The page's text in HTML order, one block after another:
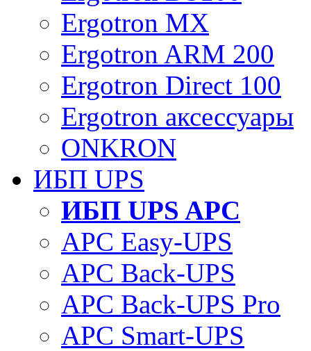
Ergotron MX
Ergotron ARM 200
Ergotron Direct 100
Ergotron аксессуары
ONKRON
ИБП UPS
ИБП UPS APC
APC Easy-UPS
APC Back-UPS
APC Back-UPS Pro
APC Smart-UPS